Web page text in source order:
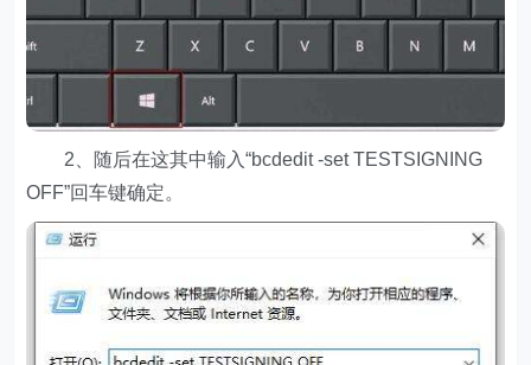
2、随后在这其中输入“bcdedit -set TESTSIGNING
OFF”回车键确定。